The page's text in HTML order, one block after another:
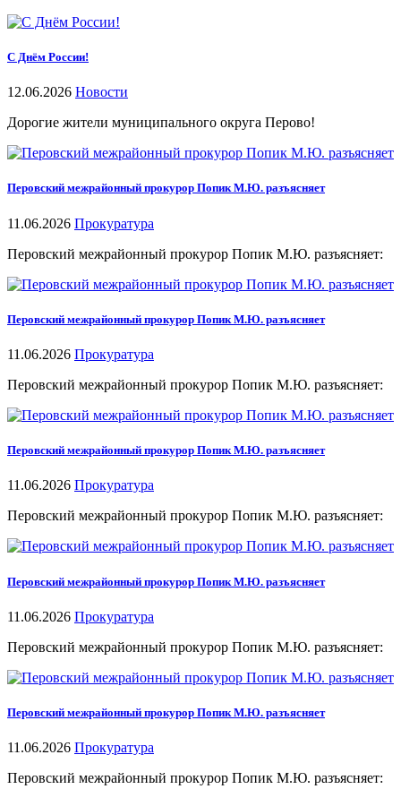
С Днём России!
12.06.2026 Новости
Дорогие жители муниципального округа Перово!
Перовский межрайонный прокурор Попик М.Ю. разъясняет
11.06.2026 Прокуратура
Перовский межрайонный прокурор Попик М.Ю. разъясняет:
Перовский межрайонный прокурор Попик М.Ю. разъясняет
11.06.2026 Прокуратура
Перовский межрайонный прокурор Попик М.Ю. разъясняет:
Перовский межрайонный прокурор Попик М.Ю. разъясняет
11.06.2026 Прокуратура
Перовский межрайонный прокурор Попик М.Ю. разъясняет:
Перовский межрайонный прокурор Попик М.Ю. разъясняет
11.06.2026 Прокуратура
Перовский межрайонный прокурор Попик М.Ю. разъясняет:
Перовский межрайонный прокурор Попик М.Ю. разъясняет
11.06.2026 Прокуратура
Перовский межрайонный прокурор Попик М.Ю. разъясняет: